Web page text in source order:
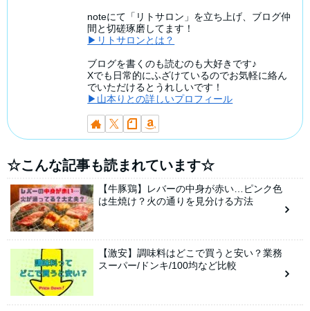
noteにて「リトサロン」を立ち上げ、ブログ仲
間と切磋琢磨してます！
▶リトサロンとは？
ブログを書くのも読むのも大好きです♪
Xでも日常的にふざけているのでお気軽に絡ん
でいただけるとうれしいです！
▶山本りとの詳しいプロフィール
☆こんな記事も読まれています☆
【牛豚鶏】レバーの中身が赤い…ピンク色
は生焼け？火の通りを見分ける方法
【激安】調味料はどこで買うと安い？業務
スーパー/ドンキ/100均など比較